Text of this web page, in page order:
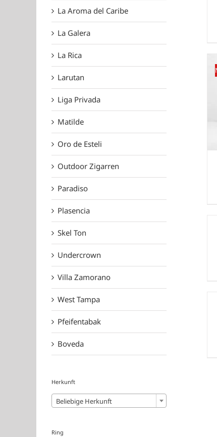
La Aroma del Caribe
La Galera
La Rica
Larutan
Liga Privada
Matilde
Oro de Esteli
Outdoor Zigarren
Paradiso
Plasencia
Skel Ton
Undercrown
Villa Zamorano
West Tampa
Pfeifentabak
Boveda
Herkunft
Beliebige Herkunft
Ring